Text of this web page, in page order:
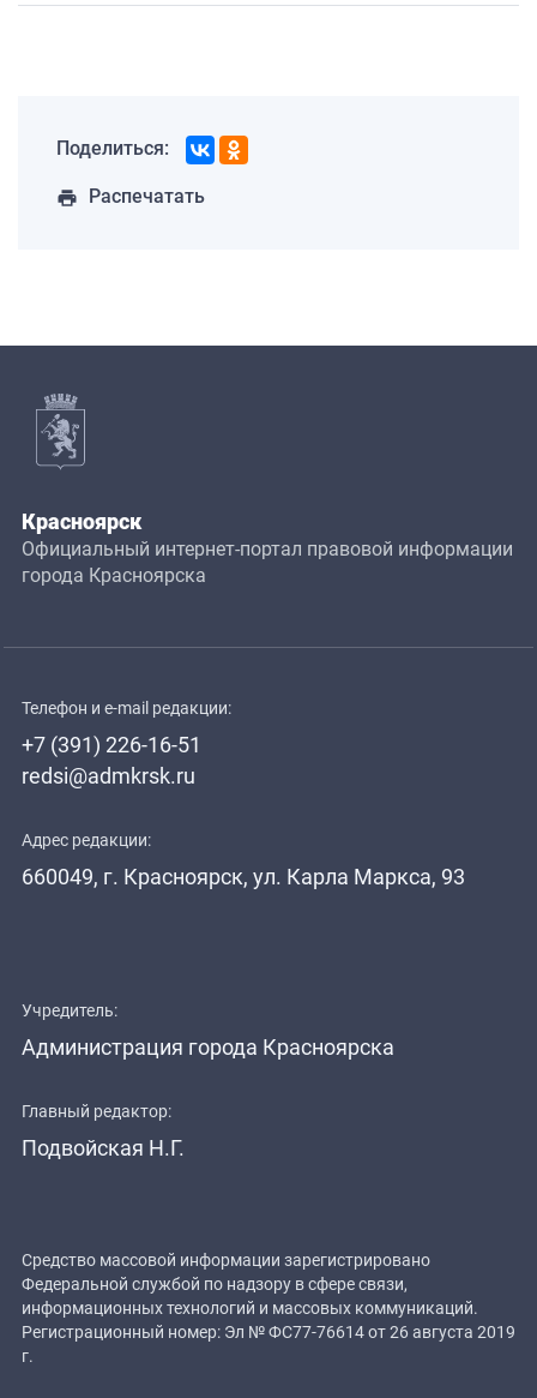
Поделиться:
print Распечатать
Красноярск
Официальный интернет-портал правовой информации
города Красноярска
Телефон и e-mail редакции:
+7 (391) 226-16-51
redsi@admkrsk.ru
Адрес редакции:
660049, г. Красноярск, ул. Карла Маркса, 93
Учредитель:
Администрация города Красноярска
Главный редактор:
Подвойская Н.Г.
Средство массовой информации зарегистрировано
Федеральной службой по надзору в сфере связи,
информационных технологий и массовых коммуникаций.
Регистрационный номер: Эл № ФС77-76614 от 26 августа 2019
г.